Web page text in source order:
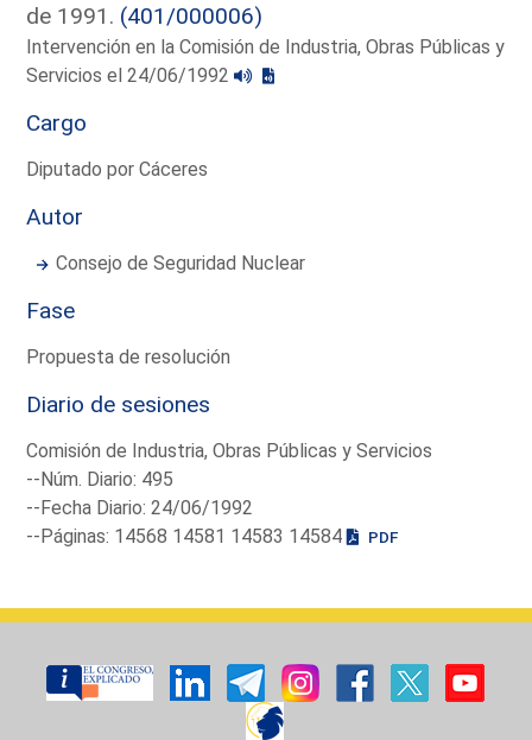
de 1991. (401/000006)
Intervención en la Comisión de Industria, Obras Públicas y
Servicios el 24/06/1992
Cargo
Diputado por Cáceres
Autor
Consejo de Seguridad Nuclear
Fase
Propuesta de resolución
Diario de sesiones
Comisión de Industria, Obras Públicas y Servicios
--Núm. Diario: 495
--Fecha Diario: 24/06/1992
--Páginas: 14568 14581 14583 14584
PDF